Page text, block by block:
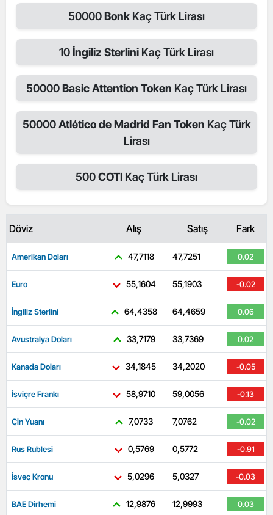
50000Bonk Kaç Türk Lirası
10İngiliz Sterlini Kaç Türk Lirası
50000Basic Attention Token Kaç Türk Lirası
50000Atlético de Madrid Fan Token Kaç Türk
Lirası
500COTI Kaç Türk Lirası
Döviz Alış Satış Fark
Amerikan Doları 47,7118 47,7251 0.02
Euro 55,1604 55,1903 -0.02
İngiliz Sterlini 64,4358 64,4659 0.06
Avustralya Doları 33,7179 33,7369 0.02
Kanada Doları 34,1845 34,2020 -0.05
İsviçre Frankı 58,9710 59,0056 -0.13
Çin Yuanı 7,0733 7,0762 -0.02
Rus Rublesi 0,5769 0,5772 -0.91
İsveç Kronu 5,0296 5,0327 -0.03
BAE Dirhemi 12,9876 12,9993 0.03